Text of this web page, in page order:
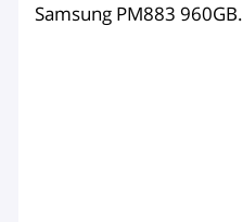
Samsung PM883 960GB.